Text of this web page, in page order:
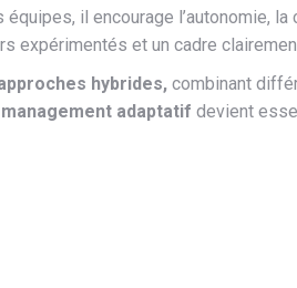
il encourage l’autonomie,
expérimentés et un cadre
hybrides, combinant
management adaptatif devient